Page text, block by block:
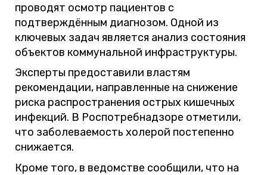
проводят осмотр пациентов с
подтверждённым диагнозом. Одной из
ключевых задач является анализ состояния
объектов коммунальной инфраструктуры.
Эксперты предоставили властям
рекомендации, направленные на снижение
риска распространения острых кишечных
инфекций. В Роспотребнадзоре отметили,
что заболеваемость холерой постепенно
снижается.
Кроме того, в ведомстве сообщили, что на